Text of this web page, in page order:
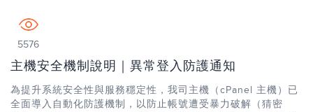
5576
主機安全機制說明｜異常登入防護通知
為提升系統安全性與服務穩定性，我司主機（cPanel 主機）已
全面導入自動化防護機制，以防止帳號遭受暴力破解（猜密